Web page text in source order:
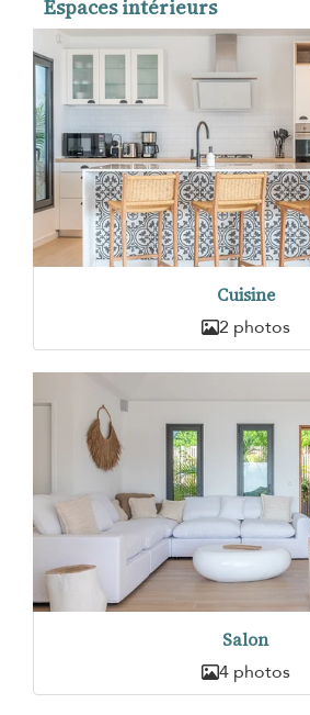
Espaces intérieurs
Cuisine
2 photos
Salon
4 photos